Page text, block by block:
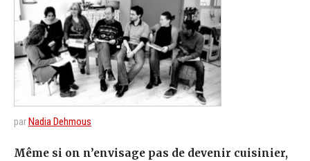
parNadia Dehmous
Même si on n’envisage pas de devenir cuisinier,